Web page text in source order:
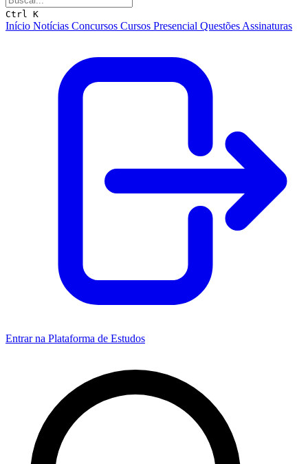
Ctrl K
Início Notícias Concursos Cursos Presencial Questões Assinaturas
Entrar na Plataforma de Estudos